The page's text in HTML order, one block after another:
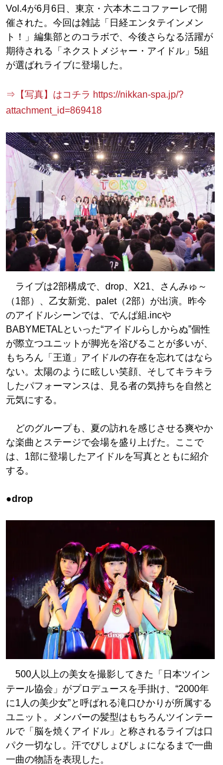
Vol.4が6月6日、東京・六本木ニコファーレで開
催された。今回は雑誌「日経エンタテインメン
ト！」編集部とのコラボで、今後さらなる活躍が
期待される「ネクストメジャー・アイドル」5組
が選ばれライブに登場した。
⇒【写真】はコチラ https://nikkan-spa.jp/?
attachment_id=869418
ライブは2部構成で、drop、X21、さんみゅ～
（1部）、乙女新党、palet（2部）が出演。昨今
のアイドルシーンでは、でんぱ組.incや
BABYMETALといった“アイドルらしからぬ”個性
が際立つユニットが脚光を浴びることが多いが、
もちろん「王道」アイドルの存在を忘れてはなら
ない。太陽のように眩しい笑顔、そしてキラキラ
したパフォーマンスは、見る者の気持ちを自然と
元気にする。
どのグループも、夏の訪れを感じさせる爽やか
な楽曲とステージで会場を盛り上げた。ここで
は、1部に登場したアイドルを写真とともに紹介
する。
●drop
500人以上の美女を撮影してきた「日本ツイン
テール協会」がプロデュースを手掛け、“2000年
に1人の美少女”と呼ばれる滝口ひかりが所属する
ユニット。メンバーの髪型はもちろんツインテー
ルで「脳を焼くアイドル」と称されるライブは口
パク一切なし。汗でびしょびしょになるまで一曲
一曲の物語を表現した。